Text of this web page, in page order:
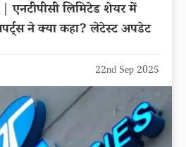
एनटीपीसी लिमिटेड शेयर में
ने क्या कहा? लेटेस्ट अपडेट
22nd Sep 2025